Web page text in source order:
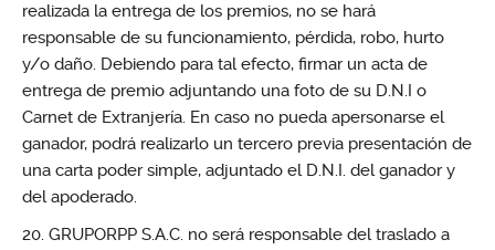
realizada la entrega de los premios, no se hará
responsable de su funcionamiento, pérdida, robo, hurto
y/o daño. Debiendo para tal efecto, firmar un acta de
entrega de premio adjuntando una foto de su D.N.I o
Carnet de Extranjería. En caso no pueda apersonarse el
ganador, podrá realizarlo un tercero previa presentación de
una carta poder simple, adjuntado el D.N.I. del ganador y
del apoderado.
GRUPORPP S.A.C. no será responsable del traslado a